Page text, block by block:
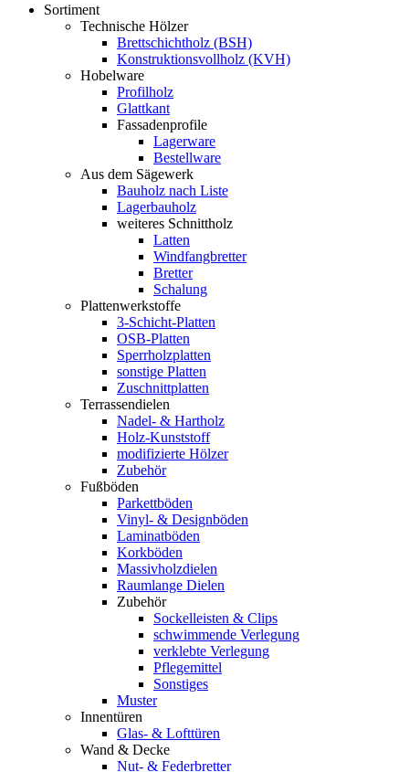
Sortiment
Technische Hölzer
Brettschichtholz (BSH)
Konstruktionsvollholz (KVH)
Hobelware
Profilholz
Glattkant
Fassadenprofile
Lagerware
Bestellware
Aus dem Sägewerk
Bauholz nach Liste
Lagerbauholz
weiteres Schnittholz
Latten
Windfangbretter
Bretter
Schalung
Plattenwerkstoffe
3-Schicht-Platten
OSB-Platten
Sperrholzplatten
sonstige Platten
Zuschnittplatten
Terrassendielen
Nadel- & Hartholz
Holz-Kunststoff
modifizierte Hölzer
Zubehör
Fußböden
Parkettböden
Vinyl- & Designböden
Laminatböden
Korkböden
Massivholzdielen
Raumlange Dielen
Zubehör
Sockelleisten & Clips
schwimmende Verlegung
verklebte Verlegung
Pflegemittel
Sonstiges
Muster
Innentüren
Glas- & Lofttüren
Wand & Decke
Nut- & Federbretter